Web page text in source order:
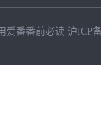
爱番番前必读 沪ICP